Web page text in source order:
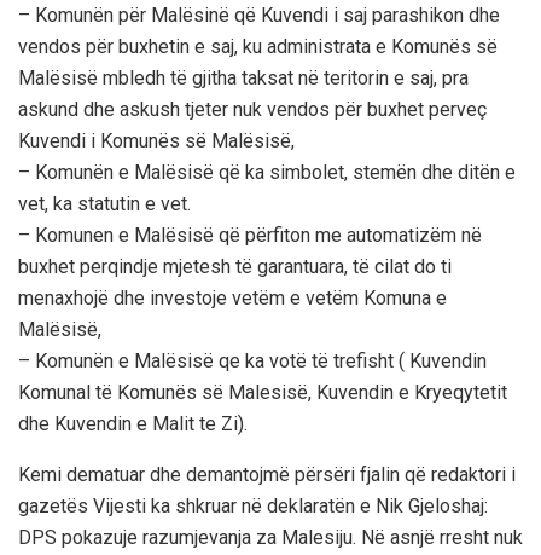
– Komunën për Malësinë që Kuvendi i saj parashikon dhe
vendos për buxhetin e saj, ku administrata e Komunës së
Malësisë mbledh të gjitha taksat në teritorin e saj, pra
askund dhe askush tjeter nuk vendos për buxhet perveç
Kuvendi i Komunës së Malësisë,
– Komunën e Malësisë që ka simbolet, stemën dhe ditën e
vet, ka statutin e vet.
– Komunen e Malësisë që përfiton me automatizëm në
buxhet perqindje mjetesh të garantuara, të cilat do ti
menaxhojë dhe investoje vetëm e vetëm Komuna e
Malësisë,
– Komunën e Malësisë qe ka votë të trefisht ( Kuvendin
Komunal të Komunës së Malesisë, Kuvendin e Kryeqytetit
dhe Kuvendin e Malit te Zi).
Kemi dematuar dhe demantojmë përsëri fjalin që redaktori i
gazetës Vijesti ka shkruar në deklaratën e Nik Gjeloshaj:
DPS pokazuje razumjevanja za Malesiju. Në asnjë rresht nuk